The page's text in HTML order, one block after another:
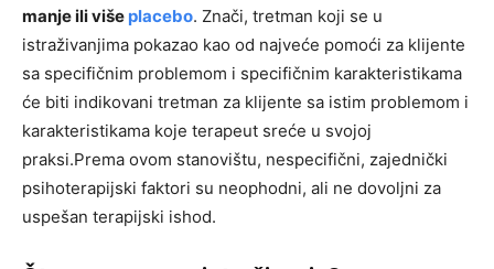
manje ili više placebo. Znači, tretman koji se u
istraživanjima pokazao kao od najveće pomoći za klijente
sa specifičnim problemom i specifičnim karakteristikama
će biti indikovani tretman za klijente sa istim problemom i
karakteristikama koje terapeut sreće u svojoj
praksi.Prema ovom stanovištu, nespecifični, zajednički
psihoterapijski faktori su neophodni, ali ne dovoljni za
uspešan terapijski ishod.